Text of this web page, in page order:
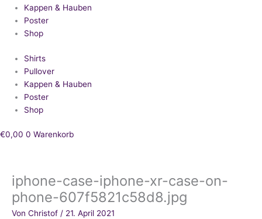
Kappen & Hauben
Poster
Shop
Shirts
Pullover
Kappen & Hauben
Poster
Shop
€0,00 0 Warenkorb
iphone-case-iphone-xr-case-on-
phone-607f5821c58d8.jpg
Von Christof / 21. April 2021